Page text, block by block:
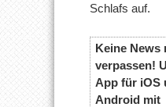
Schlafs auf.
Keine News
verpassen!
App für iOS
Android mit